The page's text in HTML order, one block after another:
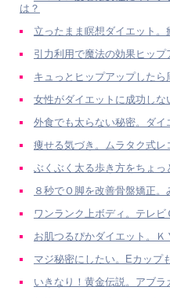
は？
立ったまま瞑想ダイエット。
引力利用で魔法の効果ヒップ
キュっとヒップアップしたら
女性がダイエットに成功しな
外食でも太らない秘密。ダイ
痩せる気づき。ムラタク式レ
ぶくぶく太る歩き方をちょ
８秒でＯ脚を改善骨盤矯正
ワンランク上ボディ。テレ
お肌つるぴかダイエット。Ｋ
マジ秘密にしたい。Eカップ
いきなり！黄金伝説。アブラ